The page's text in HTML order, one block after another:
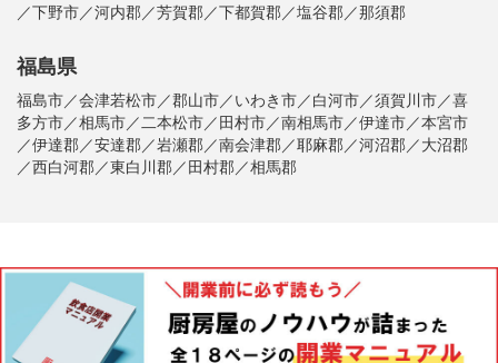
／下野市／河内郡／芳賀郡／下都賀郡／塩谷郡／那須郡
福島県
福島市／会津若松市／郡山市／いわき市／白河市／須賀川市／喜
多方市／相馬市／二本松市／田村市／南相馬市／伊達市／本宮市
／伊達郡／安達郡／岩瀬郡／南会津郡／耶麻郡／河沼郡／大沼郡
／西白河郡／東白川郡／田村郡／相馬郡